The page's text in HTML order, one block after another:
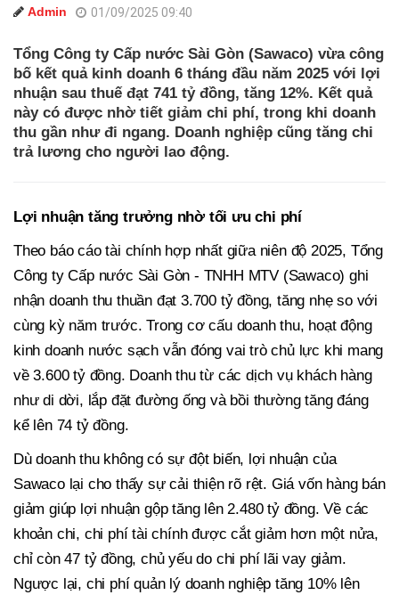
Admin 01/09/2025 09:40
Tổng Công ty Cấp nước Sài Gòn (Sawaco) vừa công
bố kết quả kinh doanh 6 tháng đầu năm 2025 với lợi
nhuận sau thuế đạt 741 tỷ đồng, tăng 12%. Kết quả
này có được nhờ tiết giảm chi phí, trong khi doanh
thu gần như đi ngang. Doanh nghiệp cũng tăng chi
trả lương cho người lao động.
Lợi nhuận tăng trưởng nhờ tối ưu chi phí
Theo báo cáo tài chính hợp nhất giữa niên độ 2025, Tổng
Công ty Cấp nước Sài Gòn - TNHH MTV (Sawaco) ghi
nhận doanh thu thuần đạt 3.700 tỷ đồng, tăng nhẹ so với
cùng kỳ năm trước. Trong cơ cấu doanh thu, hoạt động
kinh doanh nước sạch vẫn đóng vai trò chủ lực khi mang
về 3.600 tỷ đồng. Doanh thu từ các dịch vụ khách hàng
như di dời, lắp đặt đường ống và bồi thường tăng đáng
kể lên 74 tỷ đồng.
Dù doanh thu không có sự đột biến, lợi nhuận của
Sawaco lại cho thấy sự cải thiện rõ rệt. Giá vốn hàng bán
giảm giúp lợi nhuận gộp tăng lên 2.480 tỷ đồng. Về các
khoản chi, chi phí tài chính được cắt giảm hơn một nửa,
chỉ còn 47 tỷ đồng, chủ yếu do chi phí lãi vay giảm.
Ngược lại, chi phí quản lý doanh nghiệp tăng 10% lên